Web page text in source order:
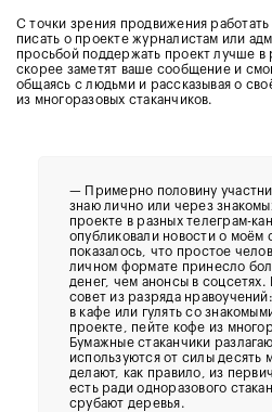
С точки зрения продвижения
писать о проекте журналистам или
просьбой поддержать проект лучше в
скорее заметят ваше сообщение и
общаясь с людьми и рассказывая о
из многоразовых стаканчиков.
— Примерно половину
знаю лично или через
проекте в разных телеграм-
опубликовали новости о моём
показалось, что простое
личном формате принесло
денег, чем анонсы в соцсетях.
совет из разряда
в кафе или гулять со
проекте, пейте кофе из
Бумажные стаканчики
используются от силы десять
делают, как правило, из
есть ради одноразового
срубают деревья.